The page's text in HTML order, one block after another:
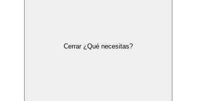
Cerrar ¿Qué necesitas?